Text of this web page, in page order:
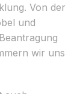
Von der
und
wir uns